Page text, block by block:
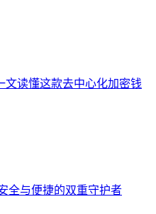
文读懂这款去中心化加密钱
全与便捷的双重守护者